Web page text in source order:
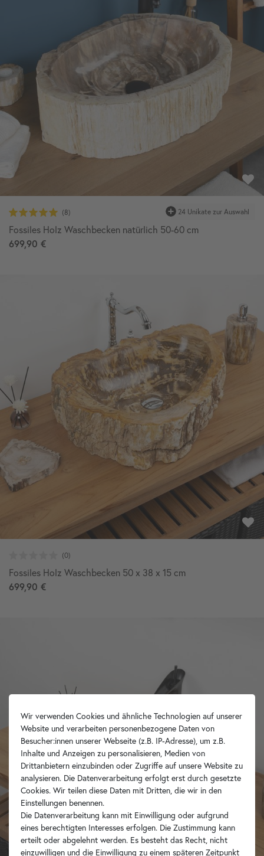
24 Unikate zur Auswahl
Fossiles Holz Waschbecken natürlich 50-60 cm
699,90 €
Fossiles Holz Waschbecken 50 x 38 x 15 cm
699,90 €
Wir verwenden Cookies und ähnliche Technologien auf unserer
Website und verarbeiten personenbezogene Daten von
Besucher:innen unserer Webseite (z.B. IP-Adresse), um z.B.
Inhalte und Anzeigen zu personalisieren, Medien von
Drittanbietern einzubinden oder Zugriffe auf unsere Website zu
analysieren. Die Datenverarbeitung erfolgt erst durch gesetzte
Cookies. Wir teilen diese Daten mit Dritten, die wir in den
Einstellungen benennen.
Die Datenverarbeitung kann mit Einwilligung oder aufgrund
eines berechtigten Interesses erfolgen. Die Zustimmung kann
erteilt oder abgelehnt werden. Es besteht das Recht, nicht
einzuwilligen und die Einwilligung zu einem späteren Zeitpunkt